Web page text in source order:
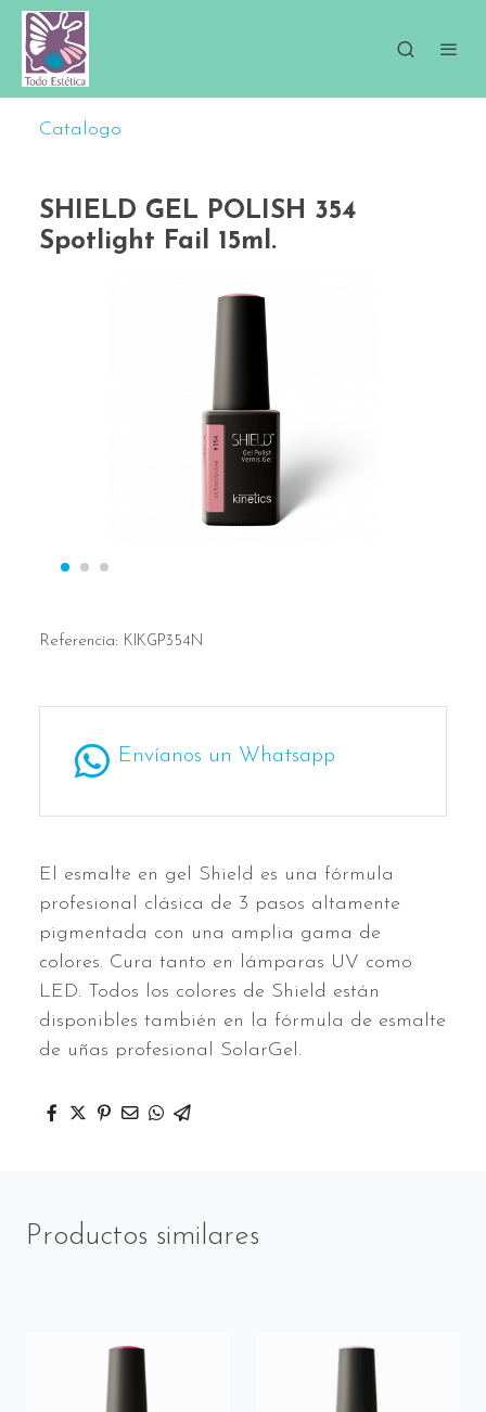
Catalogo
SHIELD GEL POLISH 354
Spotlight Fail 15ml.
Referencia: KIKGP354N
Envíanos un Whatsapp
El esmalte en gel Shield es una fórmula
profesional clásica de 3 pasos altamente
pigmentada con una amplia gama de
colores. Cura tanto en lámparas UV como
LED. Todos los colores de Shield están
disponibles también en la fórmula de esmalte
de uñas profesional SolarGel.
Productos similares